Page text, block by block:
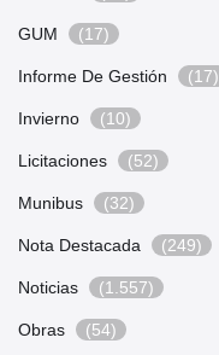
GUM (17)
Informe De Gestión (17)
Invierno (10)
Licitaciones (52)
Munibus (32)
Nota Destacada (249)
Noticias (1.557)
Obras (54)